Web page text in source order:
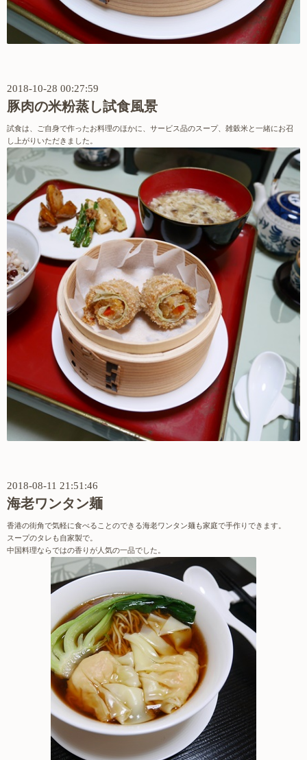
2018-10-28 00:27:59
豚肉の米粉蒸し試食風景
試食は、ご自身で作ったお料理のほかに、サービス品のスープ、雑穀米と一緒にお召
し上がりいただきました。
2018-08-11 21:51:46
海老ワンタン麺
香港の街角で気軽に食べることのできる海老ワンタン麺も家庭で手作りできます。
スープのタレも自家製で。
中国料理ならではの香りが人気の一品でした。